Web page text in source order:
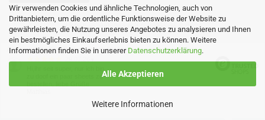
Wir verwenden Cookies und ähnliche Technologien, auch von
Drittanbietern, um die ordentliche Funktionsweise der Website zu
gewährleisten, die Nutzung unseres Angebotes zu analysieren und Ihnen
ein bestmögliches Einkaufserlebnis bieten zu können. Weitere
Informationen finden Sie in unserer Datenschutzerklärung.
Alle Akzeptieren
Weitere Informationen
Webshop erstellenmit Gambio.de © 2026
Ausgewählte Top-Bewertungen für https://www.house420.de
zu doof ein paar sheets zu